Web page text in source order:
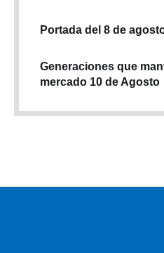
Portada del 8 de
Generaciones que
mercado 10 de Agosto